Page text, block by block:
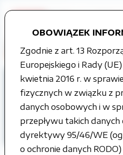
OBOWIĄZEK
Zgodnie z art. 13
Europejskiego i Rady
kwietnia 2016 r. w
fizycznych w związku z
danych osobowych i w
przepływu takich danych
dyrektywy 95/46/WE
o ochronie danych
Strona główna
Organy władzy
Rada Powiatu
Projekty uchwał Rady
V kadencja